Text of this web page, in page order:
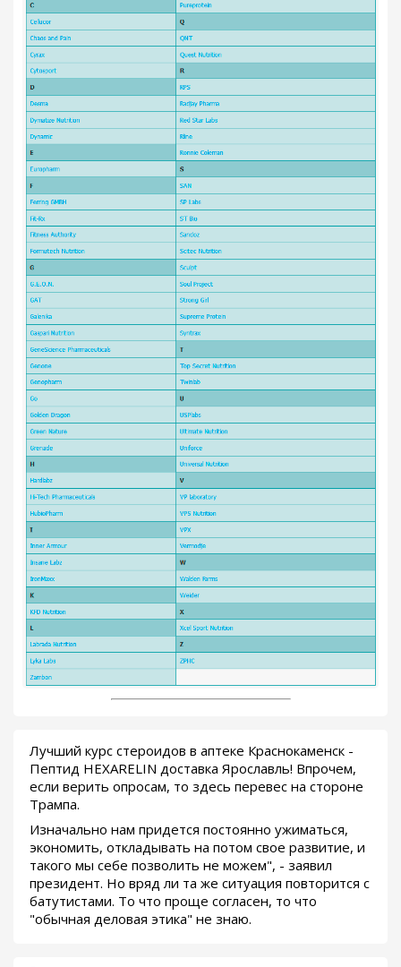
Лучший курс стероидов в аптеке Краснокаменск -
Пептид HEXARELIN доставка Ярославль! Впрочем,
если верить опросам, то здесь перевес на стороне
Трампа.
Изначально нам придется постоянно ужиматься,
экономить, откладывать на потом свое развитие, и
такого мы себе позволить не можем", - заявил
президент. Но вряд ли та же ситуация повторится с
батутистами. То что проще согласен, то что
"обычная деловая этика" не знаю.